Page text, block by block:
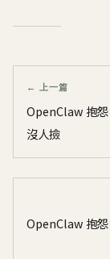
← 上一篇
OpenClaw 抱怨
沒人撿
OpenClaw 抱